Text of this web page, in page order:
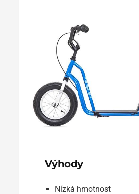
Výhody
Nízká hmotnost